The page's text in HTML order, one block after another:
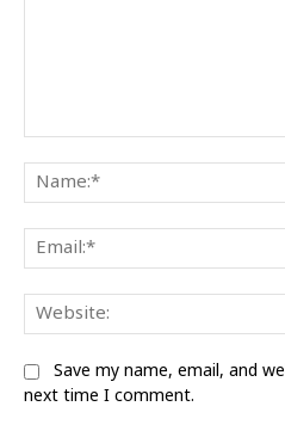
Save my name, email, and
next time I comment.